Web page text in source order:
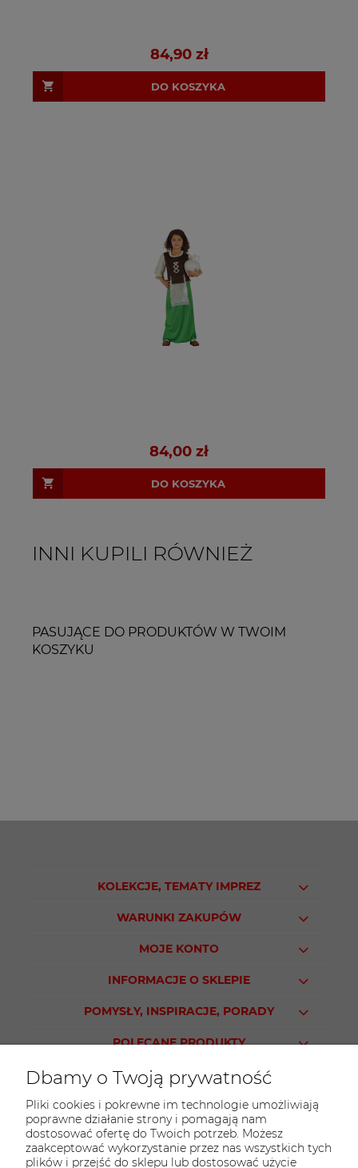
84,90 zł
DO KOSZYKA
84,00 zł
DO KOSZYKA
INNI KUPILI RÓWNIEŻ
PASUJĄCE DO PRODUKTÓW W TWOIM
KOSZYKU
KOLEKCJE, TEMATY IMPREZ
WARUNKI ZAKUPÓW
MOJE KONTO
INFORMACJE O SKLEPIE
POMYSŁY, INSPIRACJE, PORADY
POLECANE PRODUKTY
KONTAKT
Sklep PARTY WORLD
ul. M.Kopernika 13
Dbamy o Twoją prywatność
Pliki cookies i pokrewne im technologie umożliwiają
poprawne działanie strony i pomagają nam
dostosować ofertę do Twoich potrzeb. Możesz
zaakceptować wykorzystanie przez nas wszystkich tych
plików i przejść do sklepu lub dostosować użycie